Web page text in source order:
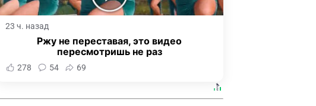
23 ч. назад
Ржу не переставая, это видео
пересмотришь не раз
278 54 69